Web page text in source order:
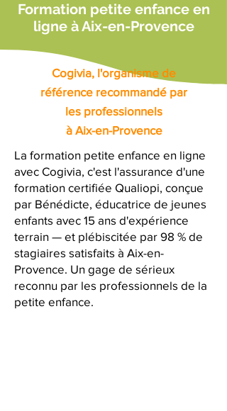
Formation petite enfance en
ligne à Aix-en-Provence
Cogivia, l'organisme de
référence recommandé par
les professionnels
à Aix-en-Provence
La formation petite enfance en ligne
avec Cogivia, c'est l'assurance d'une
formation certifiée Qualiopi, conçue
par Bénédicte, éducatrice de jeunes
enfants avec 15 ans d'expérience
terrain — et plébiscitée par 98 % de
stagiaires satisfaits à Aix-en-
Provence. Un gage de sérieux
reconnu par les professionnels de la
petite enfance.